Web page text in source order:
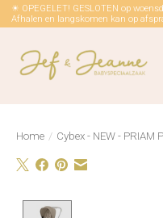
☀ OPEGELET! GESLOTEN op
Afhalen en langskomen kan op
Home / Cybex - NEW - PRIAM